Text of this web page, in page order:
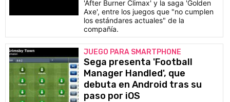
'After Burner Climax' y la saga 'Golden
Axe', entre los juegos que "no cumplen
los estándares actuales" de la
compañía.
JUEGO PARA SMARTPHONE
Sega presenta 'Football
Manager Handled', que
debuta en Android tras su
paso por iOS